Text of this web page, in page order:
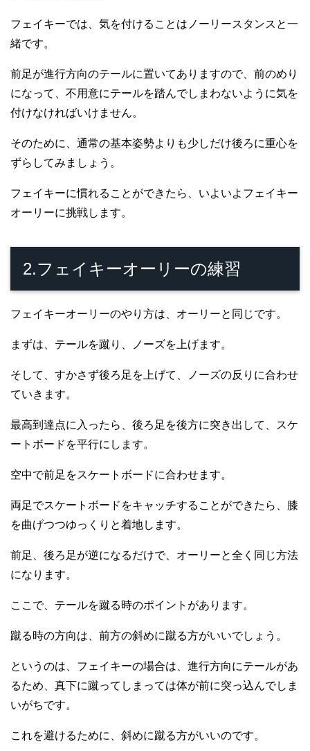
フェイキーでは、気を付けることはノーリースタンスと一
緒です。
前足が進行方向のテールに置いてありますので、前のめり
になって、不用意にテールを踏んでしまわないように気を
付けなければいけません。
そのために、通常の基本姿勢よりも少しだけ後ろに重心を
ずらしてみましょう。
フェイキーに慣れることができたら、いよいよフェイキー
オーリーに挑戦します。
2.フェイキーオーリーの練習
フェイキーオーリーのやり方は、オーリーと同じです。
まずは、テールを蹴り、ノーズを上げます。
そして、すかさず後ろ足を上げて、ノーズの反りに合わせ
ていきます。
最高到達点に入ったら、後ろ足を後方に突き出して、スケ
ートボードを平行にします。
空中で前足をスケートボードに合わせます。
両足でスケートボードをキャッチすることができたら、膝
を曲げつつゆっくりと着地します。
前足、後ろ足が逆になるだけで、オーリーと全く同じ方法
になります。
ここで、テールを蹴る時のポイントがあります。
蹴る時の方向は、前方の斜めに蹴る方がいいでしょう。
というのは、フェイキーの場合は、進行方向にテールがあ
るため、真下に蹴ってしまっては体が前に突っ込んでしま
いがちです。
これを避けるために、斜めに蹴る方がいいのです。